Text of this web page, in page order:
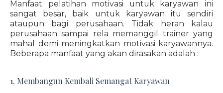
Manfaat pelatihan motivasi untuk karyawan ini
sangat besar, baik untuk karyawan itu sendiri
ataupun bagi perusahaan. Tidak heran kalau
perusahaan sampai rela memanggil trainer yang
mahal demi meningkatkan motivasi karyawannya.
Beberapa manfaat yang akan dirasakan adalah :
1. Membangun Kembali Semangat Karyawan